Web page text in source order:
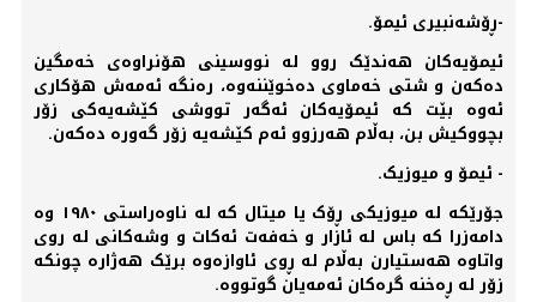
-ڕۆشەنبیری ئیمۆ.
ئیمۆیەکان ھەندێک روو لە نووسینی ھۆنراوەی خەمگین
دەکەن و شتی خەماوی دەخوێننەوە، رەنگە ئەمەش ھۆکاری
ئەوە بێت کە ئیمۆیەکان ئەگەر تووشی کێشەیەکی زۆر
بچووکیش بن، بەڵام ھەرزوو ئەم کێشەیە زۆر گەورە دەکەن.
- ئیمۆ و میوزیک.
جۆرێکە لە میوزیکی ڕۆک یا میتال کە لە ناوەراستی ١٩٨٠ وە
دامەزرا کە باس لە ئازار و خەفەت ئەکات و وشەکانی لە روی
واتاوە هەستیارن بەڵام لە ڕوی ئاوازەوە برێک هەژارە چونکە
زۆر لە ڕەخنە گرەکان ئەمەیان گوتووە.